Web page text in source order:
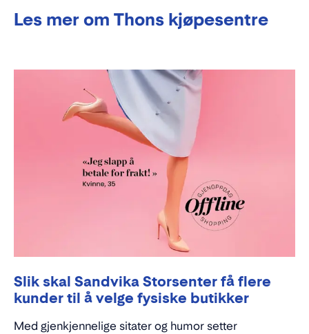
Les mer om Thons kjøpesentre
Slik skal Sandvika Storsenter få flere
kunder til å velge fysiske butikker
Med gjenkjennelige sitater og humor setter